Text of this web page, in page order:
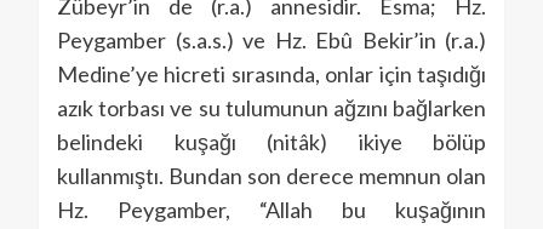
Zübeyr’in de (r.a.) annesidir. Esma; Hz.
Peygamber (s.a.s.) ve Hz. Ebû Bekir’in (r.a.)
Medine’ye hicreti sırasında, onlar için taşıdığı
azık torbası ve su tulumunun ağzını bağlarken
belindeki kuşağı (nitâk) ikiye bölüp
kullanmıştı. Bundan son derece memnun olan
Hz. Peygamber, “Allah bu kuşağının